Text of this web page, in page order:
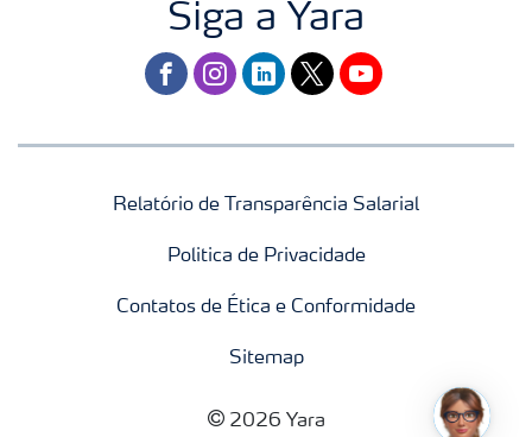
Siga a Yara
facebookinstagram
linkedintwitteryoutube
Relatório de Transparência Salarial
Politica de Privacidade
Contatos de Ética e Conformidade
Sitemap
2026 Yara